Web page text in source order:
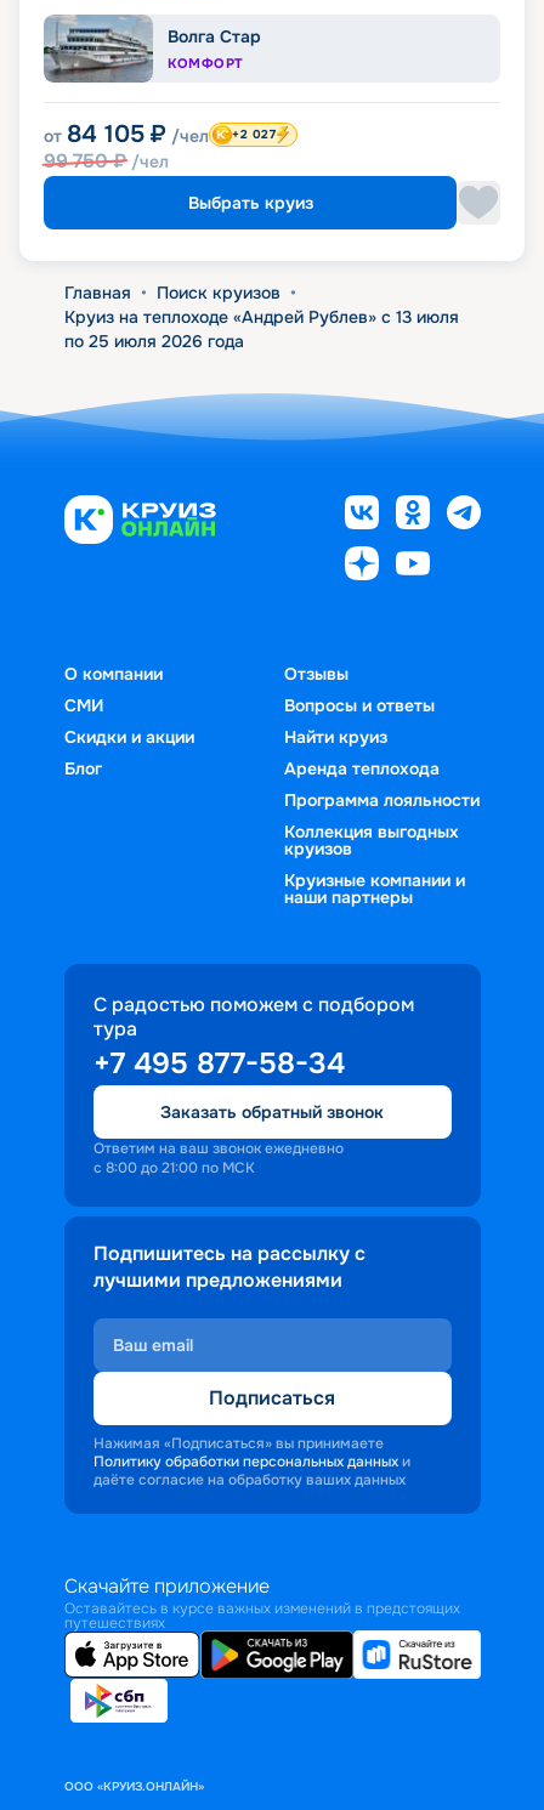
Волга Стар
КОМФОРТ
от 84 105 ₽ /чел
99 750₽ /чел
+2 027
Выбрать круиз
Главная • Поиск круизов •
Круиз на теплоходе «Андрей Рублев» с 13 июля
по 25 июля 2026 года
О компании
СМИ
Скидки и акции
Блог
Отзывы
Вопросы и ответы
Найти круиз
Аренда теплохода
Программа лояльности
Коллекция выгодных
круизов
Круизные компании и
наши партнеры
С радостью поможем с подбором
тура
+7 495 877-58-34
Заказать обратный звонок
Ответим на ваш звонок ежедневно
с 8:00 до 21:00 по МСК
Подпишитесь на рассылку с
лучшими предложениями
Подписаться
Нажимая «Подписаться» вы принимаете
Политику обработки персональных данных и
даёте согласие на обработку ваших данных
Скачайте приложение
Оставайтесь в курсе важных изменений в предстоящих
путешествиях
ООО «КРУИЗ.ОНЛАЙН»